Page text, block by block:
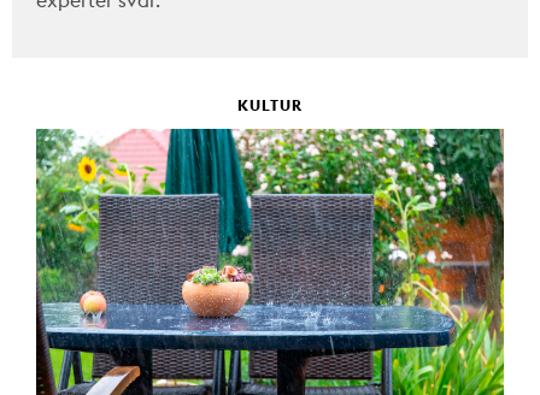
KULTUR